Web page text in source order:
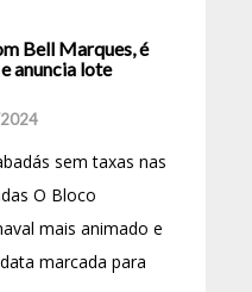
Bell Marques, é
anuncia lote
sem taxas nas
O Bloco
mais animado e
marcada para